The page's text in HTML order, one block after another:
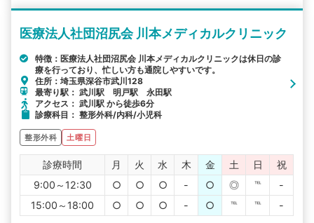
医療法人社団沼尻会 川本メディカルクリニック
特徴：医療法人社団沼尻会 川本メディカルクリニックは休日の診
療を行っており、忙しい方も通院しやすいです。
住所：埼玉県深谷市武川128
最寄り駅： 武川駅 明戸駅 永田駅
アクセス： 武川駅 から徒歩6分
診療科目： 整形外科/内科/小児科
整形外科 土曜日
診療時間 月 火 水 木 金 土 日
祝
9:00～12:30
○ ○ ○ - ○ ◎ ℡
-
15:00～18:00
○ ○ ○ - ○ ℡ ℡ -